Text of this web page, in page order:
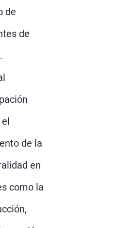
de
de
de la
en
como la